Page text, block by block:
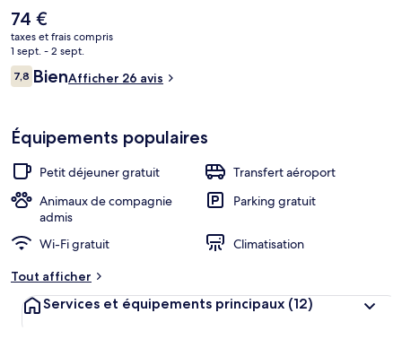
terrasse et un jardin.
Le
prix
actuel
est
de
74 €
taxes et frais compris
1 sept. - 2 sept.
Avis
voyageurs
7,87,8 sur 10
BienAfficher 26 avis
Équipements populaires
Petit déjeuner gratuit
Transfert aéroport
Animaux de compagnie
admis
Parking gratuit
Wi-Fi gratuit
Climatisation
Tout afficher
Services et équipements principaux (12)